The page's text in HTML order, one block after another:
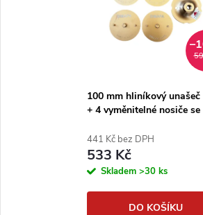
100 mm hliníkový unašeč
+ 4 vyměnitelné nosiče se
441 Kč bez DPH
533 Kč
Skladem >30 ks
DO KOŠÍKU